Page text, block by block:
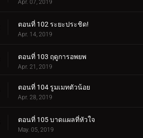
Apr. 07, 2019
ตอนที่ 102 ระยะประชิด!
Apr. 14, 2019
ตอนที่ 103 ฤดูการอพยพ
Apr. 21, 2019
ตอนที่ 104 รูมเมทตัวน้อย
Apr. 28, 2019
ตอนที่ 105 บาดแผลที่หัวใจ
May. 05, 2019